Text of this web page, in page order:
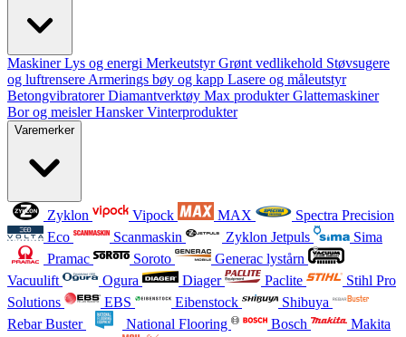
MaskinerLys og energi MerkeutstyrGrønt vedlikehold Støvsugere
og luftrensere Armerings bøy og kapp Lasere og måleutstyr
BetongvibratorerDiamantverktøy Max produkterGlattemaskiner
Bor og meislerHanskerVinterprodukter
Varemerker
Zyklon Vipock MAX
Spectra Precision
Eco
Scanmaskin Zyklon Jetpuls
Sima
Pramac
Soroto
Generac lystårn
Vacuulift
Ogura Diager Paclite
Stihl Pro
Solutions
EBS Eibenstock
Shibuya
Rebar Buster
National Flooring Bosch
Makita